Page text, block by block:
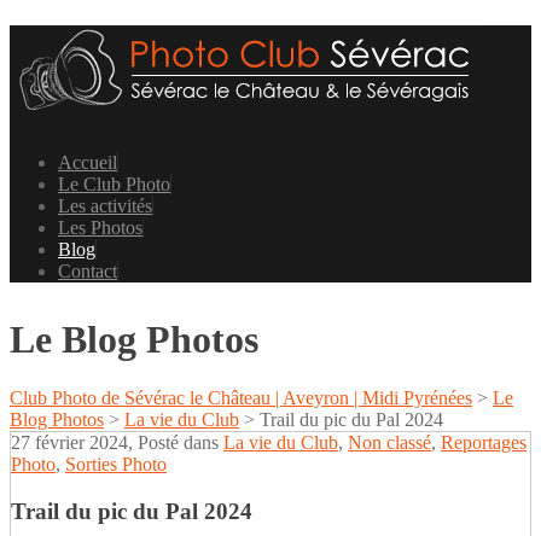
Accueil
Le Club Photo
Les activités
Les Photos
Blog
Contact
Le Blog Photos
Club Photo de Sévérac le Château | Aveyron | Midi Pyrénées > Le
Blog Photos > La vie du Club > Trail du pic du Pal 2024
27 février 2024, Posté dans La vie du Club, Non classé, Reportages
Photo, Sorties Photo
Trail du pic du Pal 2024